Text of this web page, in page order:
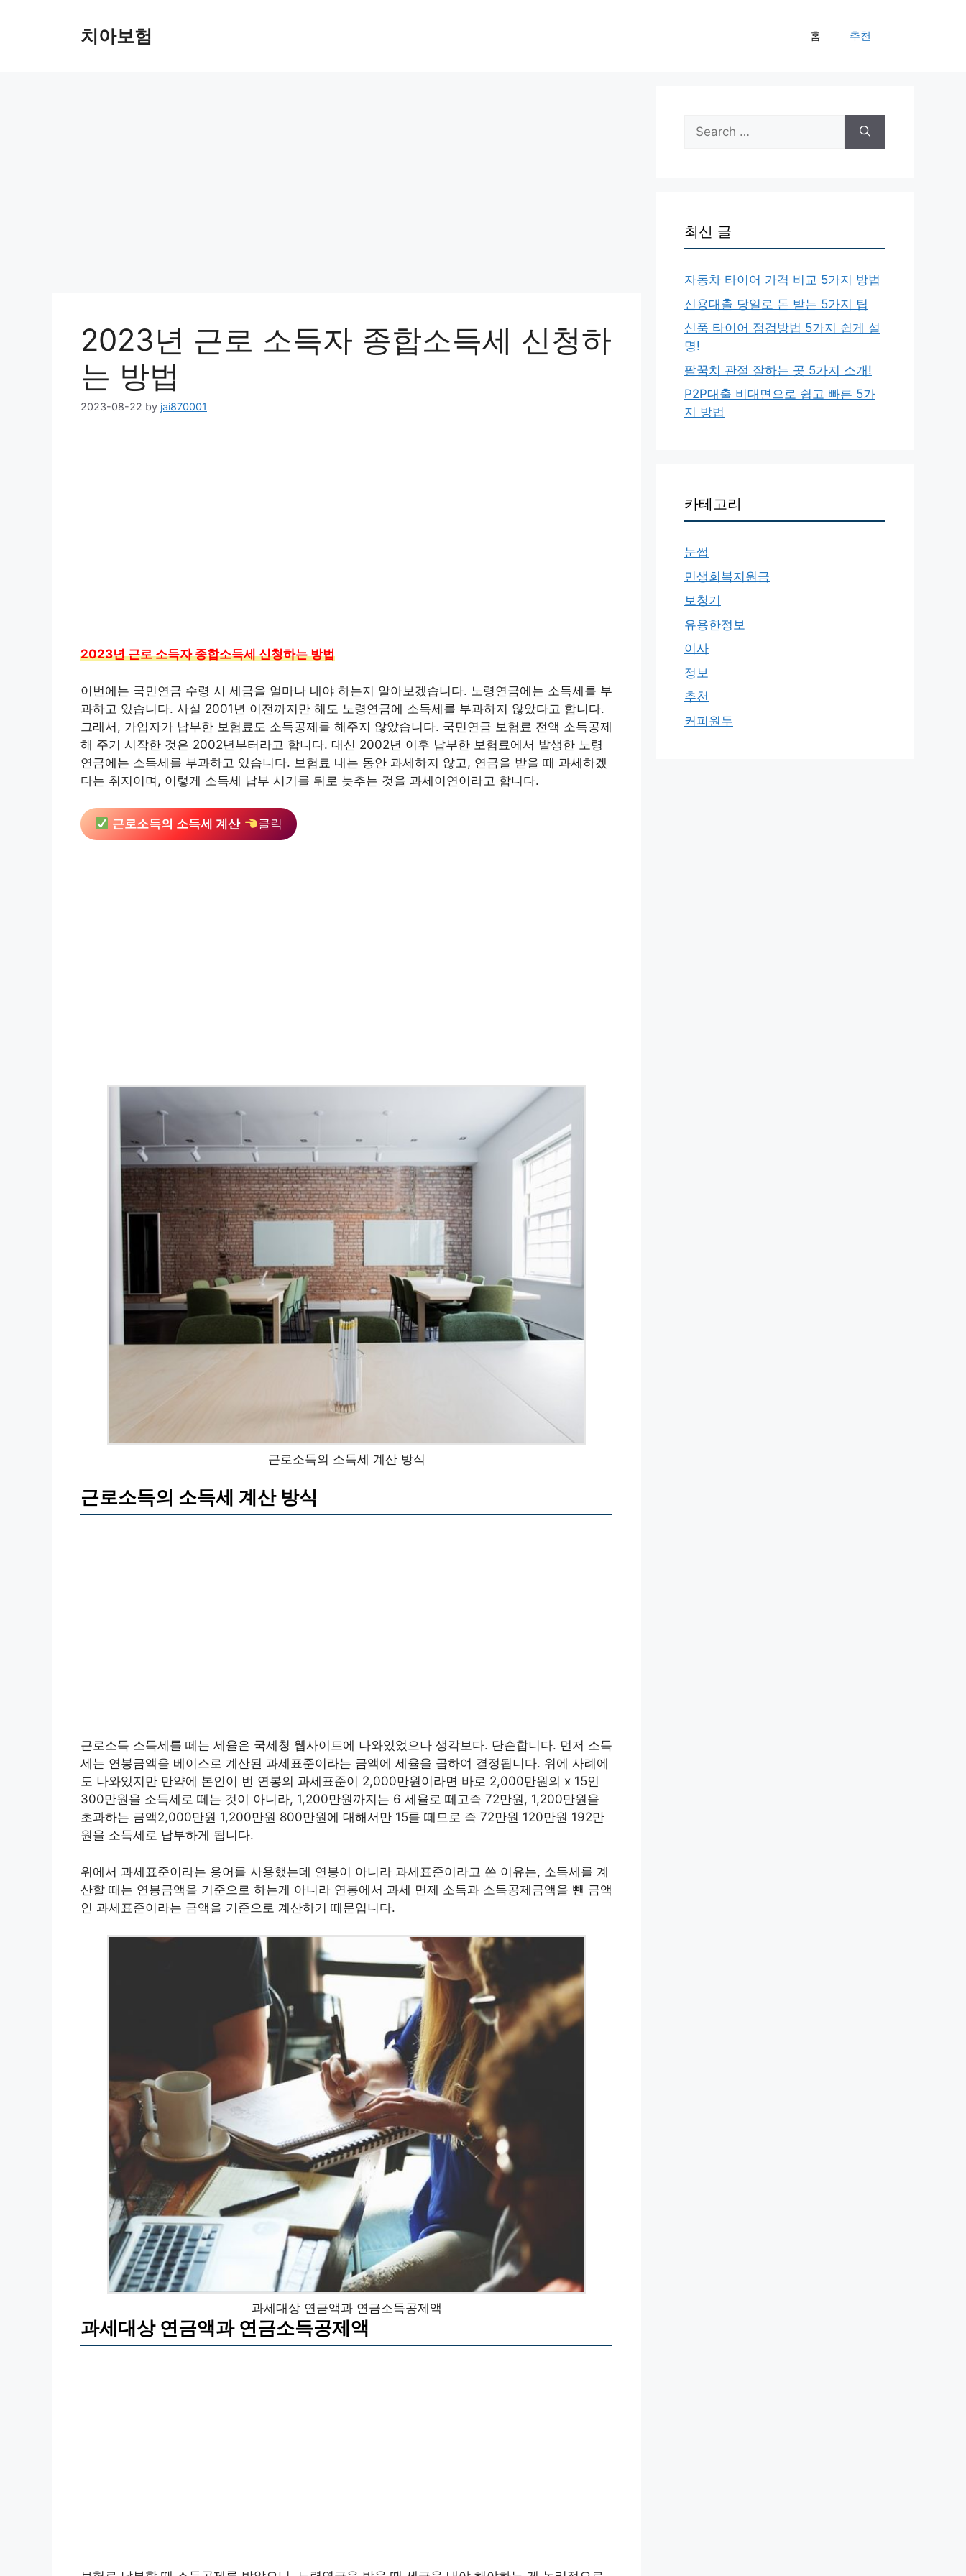
치아보험 홈 추천
2023년 근로 소득자 종합소득세 신청하
는 방법
2023-08-22 by jai870001
2023년 근로 소득자 종합소득세 신청하는 방법
이번에는 국민연금 수령 시 세금을 얼마나 내야 하는지 알아보겠습니다. 노령연금에는 소득세를 부
과하고 있습니다. 사실 2001년 이전까지만 해도 노령연금에 소득세를 부과하지 않았다고 합니다.
그래서, 가입자가 납부한 보험료도 소득공제를 해주지 않았습니다. 국민연금 보험료 전액 소득공제
해 주기 시작한 것은 2002년부터라고 합니다. 대신 2002년 이후 납부한 보험료에서 발생한 노령
연금에는 소득세를 부과하고 있습니다. 보험료 내는 동안 과세하지 않고, 연금을 받을 때 과세하겠
다는 취지이며, 이렇게 소득세 납부 시기를 뒤로 늦추는 것을 과세이연이라고 합니다.
근로소득의 소득세 계산 클릭
근로소득의 소득세 계산 방식
근로소득의 소득세 계산 방식
근로소득 소득세를 떼는 세율은 국세청 웹사이트에 나와있었으나 생각보다. 단순합니다. 먼저 소득
세는 연봉금액을 베이스로 계산된 과세표준이라는 금액에 세율을 곱하여 결정됩니다. 위에 사례에
도 나와있지만 만약에 본인이 번 연봉의 과세표준이 2,000만원이라면 바로 2,000만원의 x 15인
300만원을 소득세로 떼는 것이 아니라, 1,200만원까지는 6 세율로 떼고즉 72만원, 1,200만원을
초과하는 금액2,000만원 1,200만원 800만원에 대해서만 15를 떼므로 즉 72만원 120만원 192만
원을 소득세로 납부하게 됩니다.
위에서 과세표준이라는 용어를 사용했는데 연봉이 아니라 과세표준이라고 쓴 이유는, 소득세를 계
산할 때는 연봉금액을 기준으로 하는게 아니라 연봉에서 과세 면제 소득과 소득공제금액을 뺀 금액
인 과세표준이라는 금액을 기준으로 계산하기 때문입니다.
과세대상 연금액과 연금소득공제액
과세대상 연금액과 연금소득공제액
Search
for:
최신 글
자동차 타이어 가격 비교 5가지 방법
신용대출 당일로 돈 받는 5가지 팁
신품 타이어 점검방법 5가지 쉽게 설
명!
팔꿈치 관절 잘하는 곳 5가지 소개!
P2P대출 비대면으로 쉽고 빠른 5가
지 방법
카테고리
눈썹
민생회복지원금
보청기
유용한정보
이사
정보
추천
커피원두